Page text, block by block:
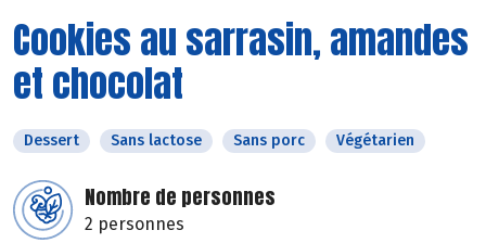
Cookies au sarrasin, amandes
et chocolat
Dessert Sans lactose Sans porc Végétarien
Nombre de personnes
2 personnes